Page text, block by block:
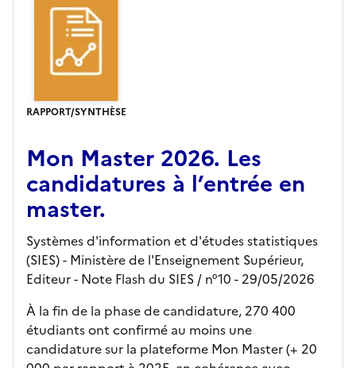
RAPPORT/SYNTHÈSE
Mon Master 2026. Les
candidatures à l’entrée en
master.
Systèmes d'information et d'études statistiques
(SIES) - Ministère de l'Enseignement Supérieur,
Editeur- Note Flash du SIES / n°10 - 29/05/2026
À la fin de la phase de candidature, 270 400
étudiants ont confirmé au moins une
candidature sur la plateforme Mon Master (+ 20